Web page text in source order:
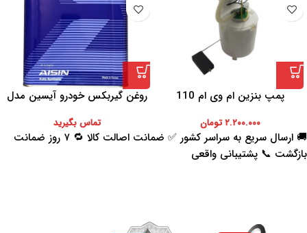
پمپ بنزین ام وی ام 110
۲.۲۰۰.۰۰۰تومان
روغن گیربکس خودرو آیسین مدل
تماس بگیرید
🚚 ارسال سریع به سراسر کشور ✅ ضمانت اصالت کالا 🔁 ۷ روز ضمانت
بازگشت 📞 پشتیبانی واقعی